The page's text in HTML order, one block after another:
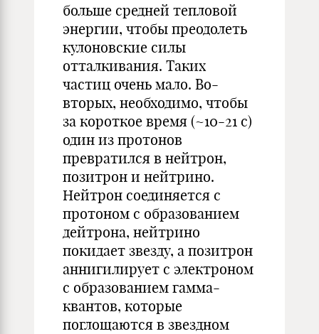
больше средней тепловой
энергии, чтобы преодолеть
кулоновские силы
отталкивания. Таких
частиц очень мало. Во-
вторых, необходимо, чтобы
за короткое время (~10-21 с)
один из протонов
превратился в нейтрон,
позитрон и нейтрино.
Нейтрон соединяется с
протоном с образованием
дейтрона, нейтрино
покидает звезду, а позитрон
аннигилирует с электроном
с образованием гамма-
квантов, которые
поглощаются в звездном